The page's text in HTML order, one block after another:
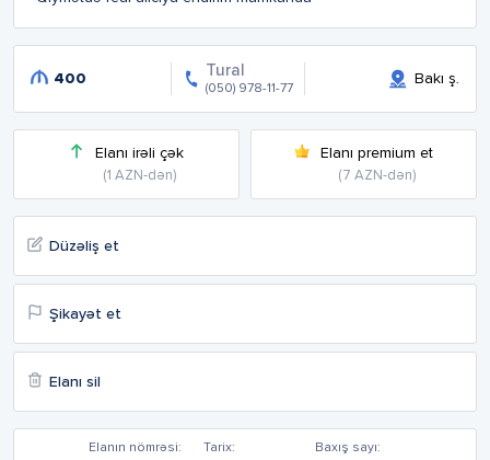
400 Tural
(050) 978-11-77
Bakı ş.
Elanı irəli çək
(1 AZN-dən)
Elanı premium et
(7 AZN-dən)
Düzəliş et
Şikayət et
Elanı sil
Elanın nömrəsi:
Tarix:
Baxış sayı: